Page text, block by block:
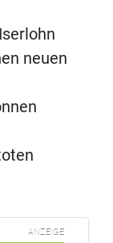
neuen
ANZEIGE